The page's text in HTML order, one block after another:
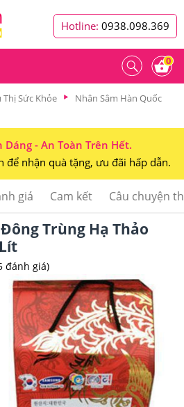
Hotline: 0938.098.369
0
Thị Sức Khỏe
Nhân Sâm Hàn Quốc
Dáng - An Toàn Trên Hết.
để nhận quà tặng, ưu đãi hấp dẫn.
giá Cam kết Câu chuyện
Trùng Hạ Thảo
đánh giá)